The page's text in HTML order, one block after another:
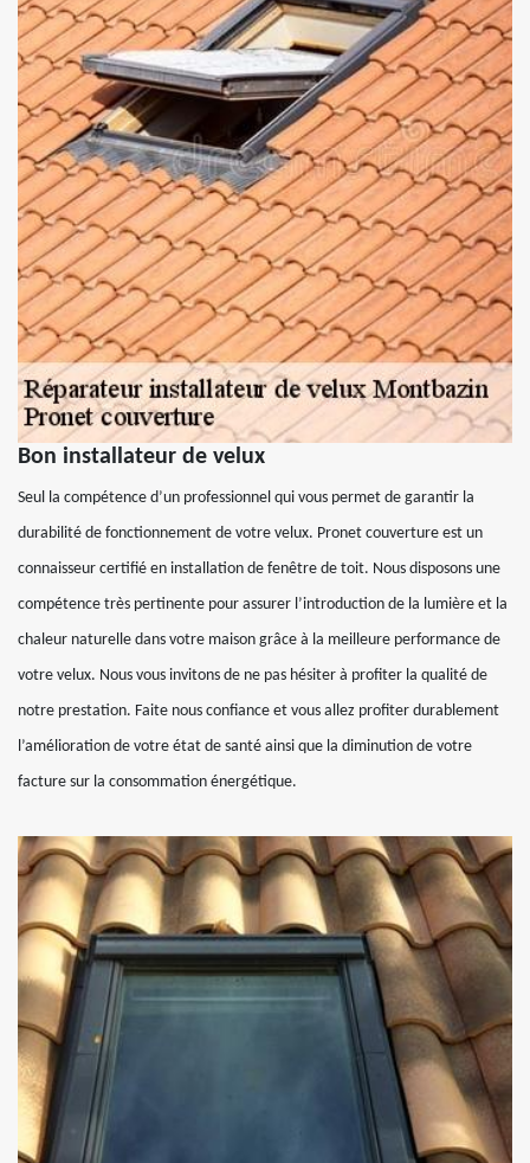
Bon installateur de velux
Seul la compétence d’un professionnel qui vous permet de garantir la
durabilité de fonctionnement de votre velux. Pronet couverture est un
connaisseur certifié en installation de fenêtre de toit. Nous disposons une
compétence très pertinente pour assurer l’introduction de la lumière et la
chaleur naturelle dans votre maison grâce à la meilleure performance de
votre velux. Nous vous invitons de ne pas hésiter à profiter la qualité de
notre prestation. Faite nous confiance et vous allez profiter durablement
l’amélioration de votre état de santé ainsi que la diminution de votre
facture sur la consommation énergétique.